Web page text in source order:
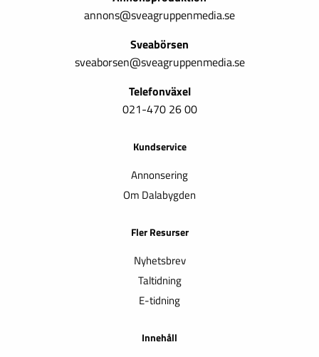
annons@sveagruppenmedia.se
Sveabörsen
sveaborsen@sveagruppenmedia.se
Telefonväxel
021-470 26 00
Kundservice
Annonsering
Om Dalabygden
Fler Resurser
Nyhetsbrev
Taltidning
E-tidning
Innehåll